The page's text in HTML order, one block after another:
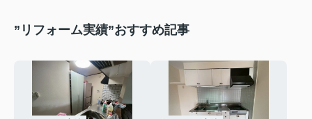
”リフォーム実績”おすすめ記事